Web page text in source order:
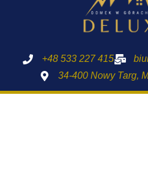
+48 533 227 415
34-400 Nowy Targ,